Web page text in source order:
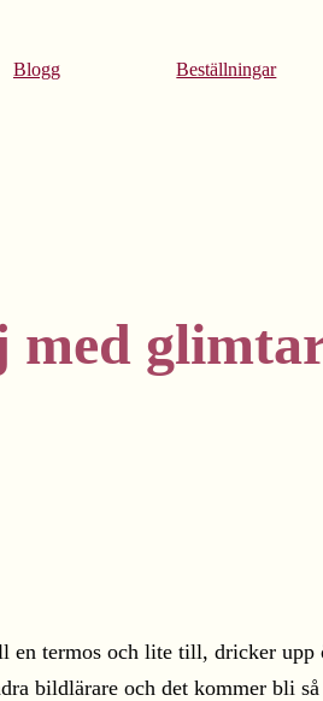
Blogg Beställningar
med
en termos och lite till, dricker
bildlärare och det kommer bli